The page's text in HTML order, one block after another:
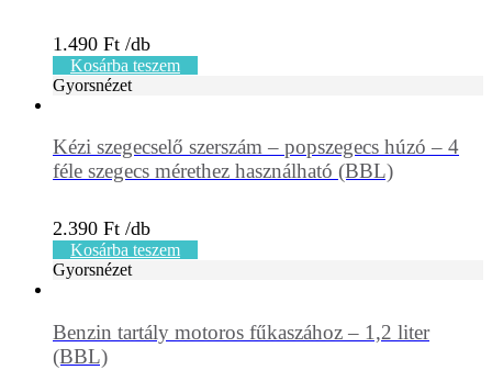
1.490 Ft
Kosárba teszem
Gyorsnézet
Kézi szegecselő szerszám – popszegecs húzó – 4
féle szegecs mérethez használható (BBL)
2.390 Ft
Kosárba teszem
Gyorsnézet
Benzin tartály motoros fűkaszához – 1,2 liter
(BBL)